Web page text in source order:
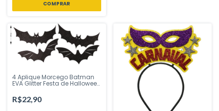
COMPRAR
4 Aplique Morcego Batman
EVA Glitter Festa de Halloween
Festa Loja
R$22,90